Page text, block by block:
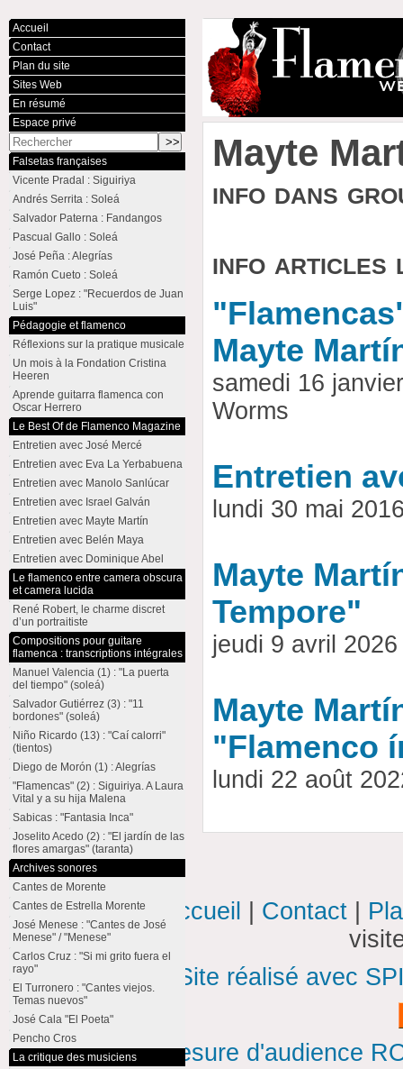
Mayte
info dans
info articles
Mayte
samedi 16
Worms
Entretien
lundi 30 mai
Mayte
Tempore"
jeudi 9 avril
Mayte
"Flamenco
lundi 22 août
Accueil
Contact
Plan du site
Sites Web
En résumé
Espace privé
Falsetas françaises
Vicente Pradal : Siguiriya
Andrés Serrita : Soleá
Salvador Paterna : Fandangos
Pascual Gallo : Soleá
José Peña : Alegrías
Ramón Cueto : Soleá
Serge Lopez : "Recuerdos de Juan
Luis"
Pédagogie et flamenco
Réflexions sur la pratique musicale
Un mois à la Fondation Cristina
Heeren
Aprende guitarra flamenca con
Oscar Herrero
Le Best Of de Flamenco Magazine
Entretien avec José Mercé
Entretien avec Eva La Yerbabuena
Entretien avec Manolo Sanlúcar
Entretien avec Israel Galván
Entretien avec Mayte Martín
Entretien avec Belén Maya
Entretien avec Dominique Abel
Le flamenco entre camera obscura
et camera lucida
René Robert, le charme discret
d’un portraitiste
Compositions pour guitare
flamenca : transcriptions intégrales
Manuel Valencia (1) : "La puerta
del tiempo" (soleá)
Salvador Gutiérrez (3) : "11
bordones" (soleá)
Niño Ricardo (13) : "Caí calorri"
(tientos)
Diego de Morón (1) : Alegrías
"Flamencas" (2) : Siguiriya. A Laura
Vital y a su hija Malena
Sabicas : "Fantasia Inca"
Joselito Acedo (2) : "El jardín de las
flores amargas" (taranta)
Archives sonores
Cantes de Morente
Cantes de Estrella Morente
José Menese : "Cantes de José
Menese" / "Menese"
Carlos Cruz : "Si mi grito fuera el
rayo"
El Turronero : "Cantes viejos.
Temas nuevos"
José Cala "El Poeta"
Pencho Cros
La critique des musiciens
Accueil Contact
Site réalisé avec
Mesure d'audience